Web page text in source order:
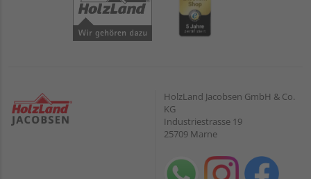
HolzLand Jacobsen GmbH & Co.
KG
Industriestrasse 19
25709 Marne